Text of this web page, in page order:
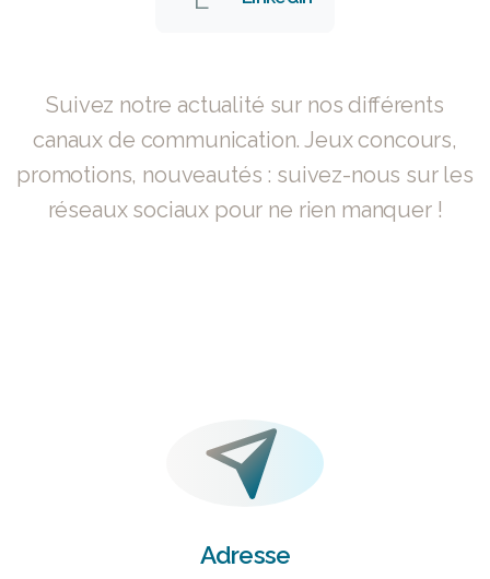
Suivez notre actualité sur nos différents
canaux de communication. Jeux concours,
promotions, nouveautés : suivez-nous sur les
réseaux sociaux pour ne rien manquer !
Adresse